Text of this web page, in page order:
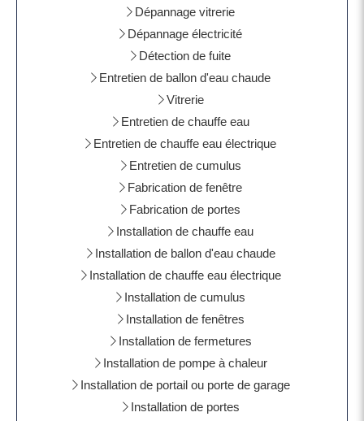
Dépannage vitrerie
Dépannage électricité
Détection de fuite
Entretien de ballon d'eau chaude
Vitrerie
Entretien de chauffe eau
Entretien de chauffe eau électrique
Entretien de cumulus
Fabrication de fenêtre
Fabrication de portes
Installation de chauffe eau
Installation de ballon d'eau chaude
Installation de chauffe eau électrique
Installation de cumulus
Installation de fenêtres
Installation de fermetures
Installation de pompe à chaleur
Installation de portail ou porte de garage
Installation de portes